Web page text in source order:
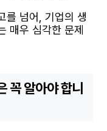
를 넘어, 기업의 생
매우 심각한 문제
꼭 알아야 합니